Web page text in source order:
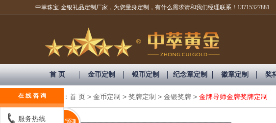
中萃珠宝-金银礼品定制厂家，为您量身定制，有什么需求请和我们经理联系！13715327881
首 页 金币定制 银币定制 纪念章定制 徽章定制 奖
当前位置： 首 页 > 金币定制 > 奖牌定制 > 金银奖牌 > 金牌导师金牌奖牌定制
在 线 咨 询
服务热线